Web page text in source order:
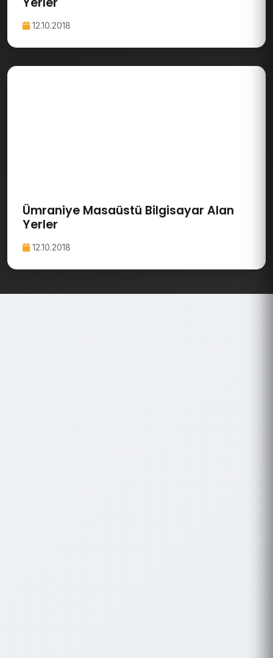
12.10.2018
Ümraniye Masaüstü Bilgisayar Alan
Yerler
12.10.2018